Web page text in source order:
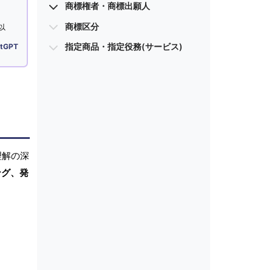
の深
、発
商標権者・商標出願人
商標区分
指定商品・指定役務(サービス)